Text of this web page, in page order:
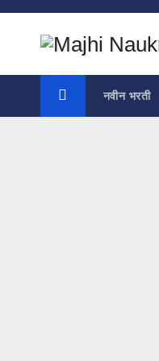
Skip
नवीन भरती